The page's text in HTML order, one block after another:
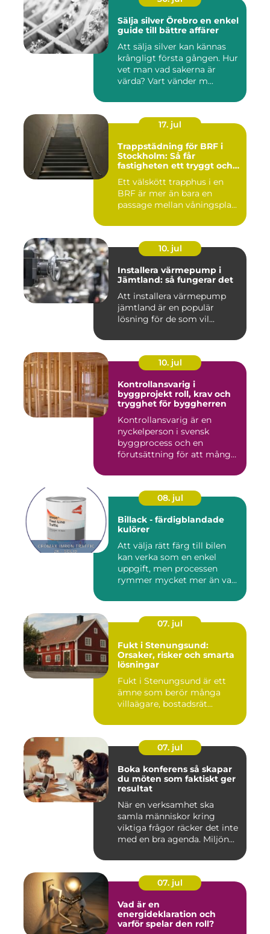
Sälja silver Örebro en enkel
guide till bättre affärer
Att sälja silver kan kännas
krångligt första gången. Hur
vet man vad sakerna är
värda? Vart vänder m...
17. jul
Trappstädning för BRF i
Stockholm: Så får
fastigheten ett tryggt och
Ett välskött trapphus i en
BRF är mer än bara en
passage mellan våningspla...
10. jul
Installera värmepump i
Jämtland: så fungerar det
Att installera värmepump
jämtland är en populär
lösning för de som vil...
10. jul
Kontrollansvarig i
byggprojekt roll, krav och
trygghet för byggherren
Kontrollansvarig är en
nyckelperson i svensk
byggprocess och en
förutsättning för att många
08. jul
Billack - färdigblandade
kulörer
Att välja rätt färg till bilen
kan verka som en enkel
uppgift, men processen
rymmer mycket mer än va...
07. jul
Fukt i Stenungsund:
Orsaker, risker och smarta
lösningar
Fukt i Stenungsund är ett
ämne som berör många
villaägare, bostadsrät...
07. jul
Boka konferens så skapar
du möten som faktiskt ger
resultat
När en verksamhet ska
samla människor kring
viktiga frågor räcker det inte
med en bra agenda. Miljön...
07. jul
Vad är en
energideklaration och
varför spelar den roll?